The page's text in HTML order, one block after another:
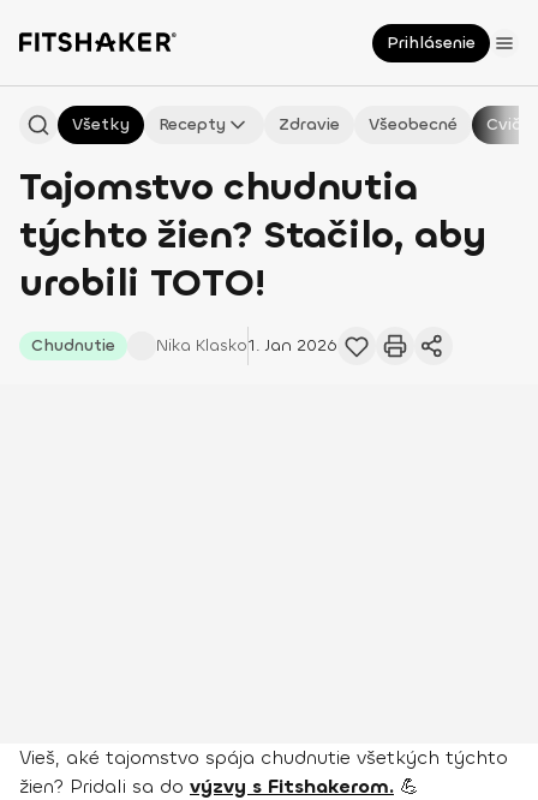
Prihlásenie
Všetky Recepty Zdravie Všeobecné
Tajomstvo chudnutia
týchto žien? Stačilo, aby
urobili TOTO!
Chudnutie Nika Klasko1. Jan 2026
Vieš, aké tajomstvo spája chudnutie všetkých týchto
žien? Pridali sa do výzvy s Fitshakerom. 💪